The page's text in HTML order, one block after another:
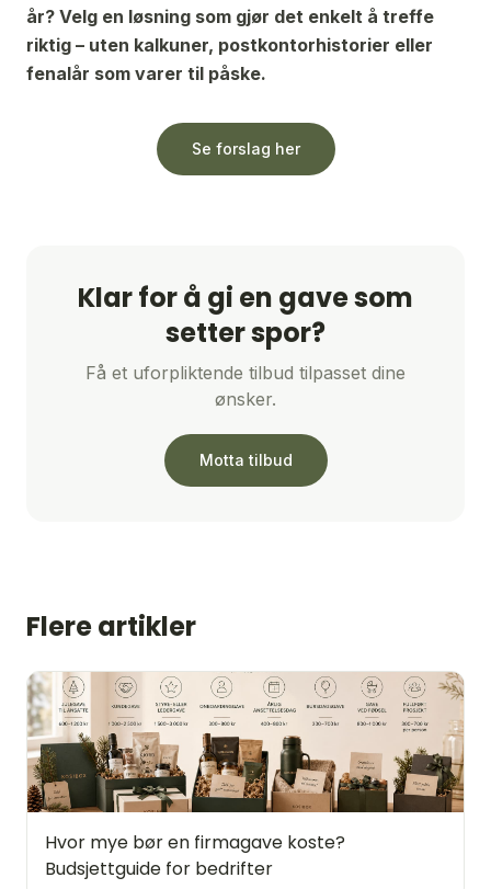
år? Velg en løsning som gjør det enkelt å treffe
riktig – uten kalkuner, postkontorhistorier eller
fenalår som varer til påske.
Se forslag her
Klar for å gi en gave som
setter spor?
Få et uforpliktende tilbud tilpasset dine
ønsker.
Motta tilbud
Flere artikler
Hvor mye bør en firmagave koste?
Budsjettguide for bedrifter